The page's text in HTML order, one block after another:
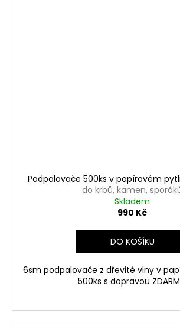
Podpalovače 500ks v papírovém pytli
do krbů, kamen,
Skladem
990 Kč
DO KOŠÍKU
6sm podpalovače z dřevité vlny v
500ks s dopravou